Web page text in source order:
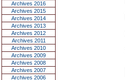
Archives 2016
Archives 2015
Archives 2014
Archives 2013
Archives 2012
Archives 2011
Archives 2010
Archives 2009
Archives 2008
Archives 2007
Archives 2006